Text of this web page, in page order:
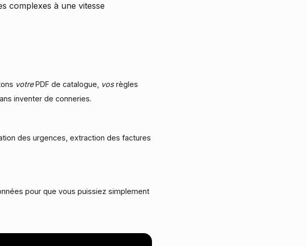
complexes à une vitesse
votrePDF de catalogue, vosrègles
inventer de conneries.
des urgences, extraction des factures
pour que vous puissiez simplement